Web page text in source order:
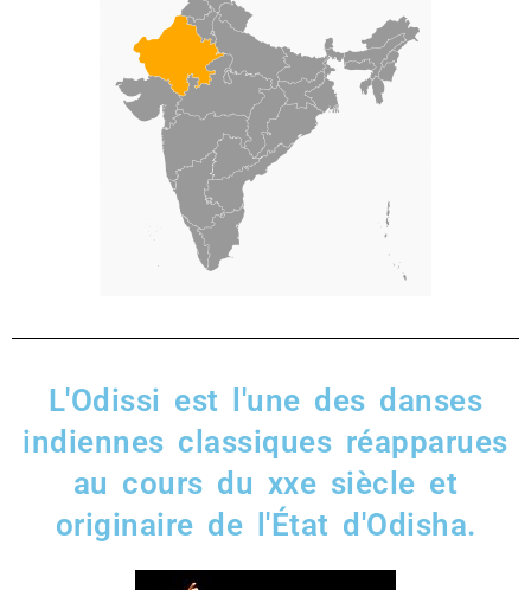
L'Odissi est l'une des danses
indiennes classiques réapparues
au cours du xxe siècle et
originaire de l'État d'Odisha.